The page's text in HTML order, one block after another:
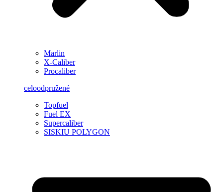
Marlin
X-Caliber
Procaliber
celoodpružené
Topfuel
Fuel EX
Supercaliber
SISKIU POLYGON